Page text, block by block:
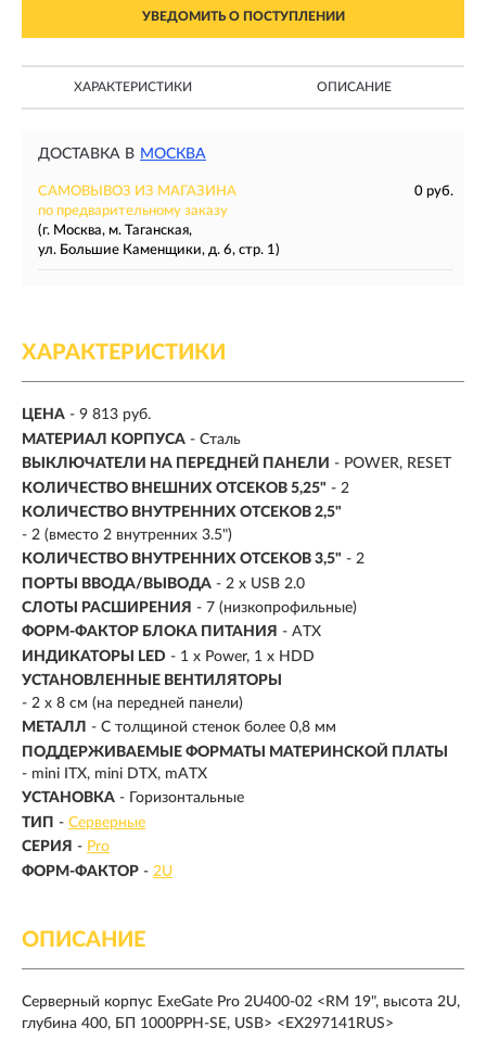
УВЕДОМИТЬ О ПОСТУПЛЕНИИ
ХАРАКТЕРИСТИКИ ОПИСАНИЕ
ДОСТАВКА В МОСКВА
САМОВЫВОЗ ИЗ МАГАЗИНА
0 руб.
по предварительному заказу
(г. Москва, м. Таганская,
ул. Большие Каменщики, д. 6, стр. 1)
ХАРАКТЕРИСТИКИ
ЦЕНА - 9 813 руб.
МАТЕРИАЛ КОРПУСА - Сталь
ВЫКЛЮЧАТЕЛИ НА ПЕРЕДНЕЙ ПАНЕЛИ - POWER, RESET
КОЛИЧЕСТВО ВНЕШНИХ ОТСЕКОВ 5,25" - 2
КОЛИЧЕСТВО ВНУТРЕННИХ ОТСЕКОВ 2,5"
- 2 (вместо 2 внутренних 3.5")
КОЛИЧЕСТВО ВНУТРЕННИХ ОТСЕКОВ 3,5" - 2
ПОРТЫ ВВОДА/ВЫВОДА - 2 x USB 2.0
СЛОТЫ РАСШИРЕНИЯ - 7 (низкопрофильные)
ФОРМ-ФАКТОР БЛОКА ПИТАНИЯ - ATX
ИНДИКАТОРЫ LED - 1 x Power, 1 x HDD
УСТАНОВЛЕННЫЕ ВЕНТИЛЯТОРЫ
- 2 x 8 см (на передней панели)
МЕТАЛЛ - С толщиной стенок более 0,8 мм
ПОДДЕРЖИВАЕМЫЕ ФОРМАТЫ МАТЕРИНСКОЙ ПЛАТЫ
- mini ITX, mini DTX, mATX
УСТАНОВКА - Горизонтальные
ТИП - Серверные
СЕРИЯ - Pro
ФОРМ-ФАКТОР - 2U
ОПИСАНИЕ
Серверный корпус ExeGate Pro 2U400-02 <RM 19", высота 2U,
глубина 400, БП 1000PPH-SE, USB> <EX297141RUS>